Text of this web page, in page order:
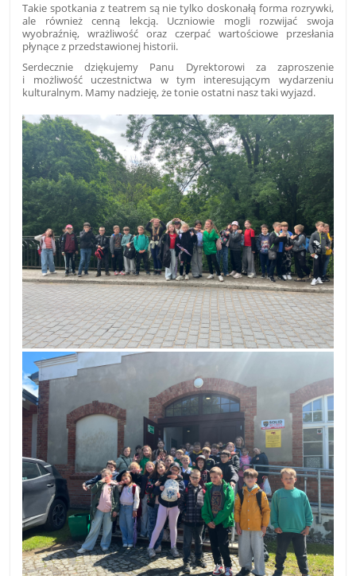
Takie spotkania z teatrem są nie tylko doskonałą forma rozrywki,
ale również cenną lekcją. Uczniowie mogli rozwijać swoja
wyobraźnię, wrażliwość oraz czerpać wartościowe przesłania
płynące z przedstawionej historii.
Serdecznie dziękujemy Panu Dyrektorowi za zaproszenie
i możliwość uczestnictwa w tym interesującym wydarzeniu
kulturalnym. Mamy nadzieję, że tonie ostatni nasz taki wyjazd.